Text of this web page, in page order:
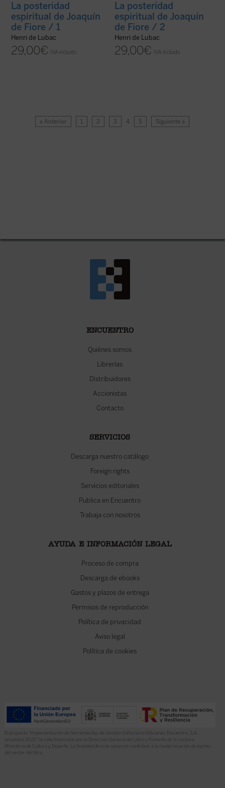
La posteridad
espiritual de Joaquín
de Fiore / 1
Henri de Lubac
29,00€ IVA incluido
La posteridad
espiritual de Joaquín
de Fiore / 2
Henri de Lubac
29,00€ IVA incluido
« Anterior 1 2 3 4 5 Siguiente »
ENCUENTRO
Quiénes somos
Librerías
Distribuidores
Accionistas
Contacto
SERVICIOS
Descarga nuestro catálogo
Foreign rights
Servicios editoriales
Publica en Encuentro
Trabaja con nosotros
AYUDA E INFORMACIÓN LEGAL
Proceso de compra
Descarga de ebooks
Gastos y plazos de entrega
Permisos de reproducción
Política de privacidad
Aviso legal
Política de cookies
El proyecto “Implementación de herramientas de Gestión Editorial en Ediciones Encuentro, S.A.
anualidad 2022” ha sido financiado por la Dirección General del Libro y Fomento de la Lectura,
Ministerio de Cultura y Deporte. La finalidad de este apoyo es contribuir a la modernización de pymes
del sector del libro.